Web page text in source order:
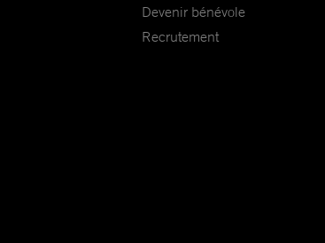
Devenir bénévole
Recrutement